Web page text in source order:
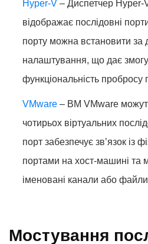
Hyper-V – Диспетчер Hyper-
відображає послідовні
порту можна встановити за
налаштування, що дає
функціональність пробросу
VMware – ВМ VMware
чотирьох віртуальних
порт забезпечує зв’язок із
портами на хост-машині та
іменовані канали або
Мостування